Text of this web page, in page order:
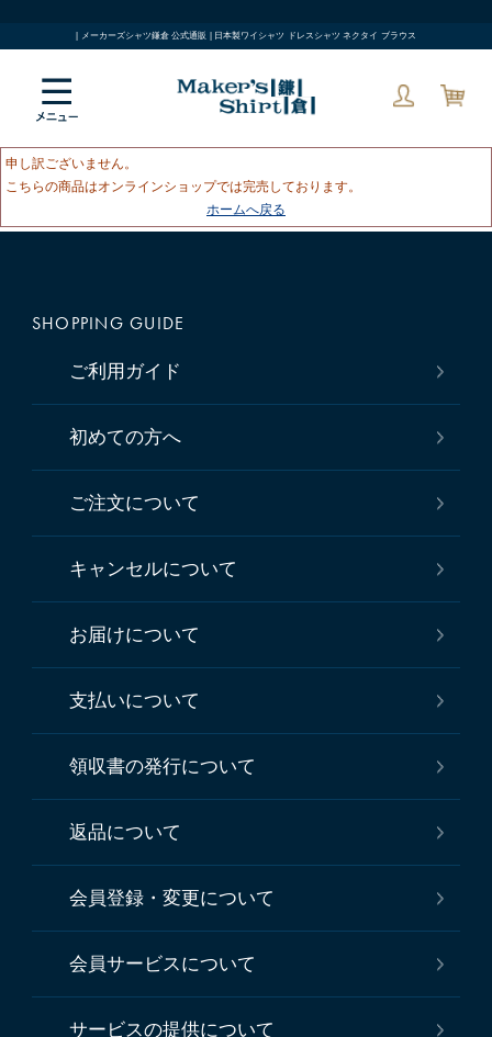
| メーカーズシャツ鎌倉 公式通販 | 日本製ワイシャツ ドレスシャツ ネクタイ ブラウス
申し訳ございません。
こちらの商品はオンラインショップでは完売しております。
ホームへ戻る
SHOPPING GUIDE
ご利用ガイド
初めての方へ
ご注文について
キャンセルについて
お届けについて
支払いについて
領収書の発行について
返品について
会員登録・変更について
会員サービスについて
サービスの提供について